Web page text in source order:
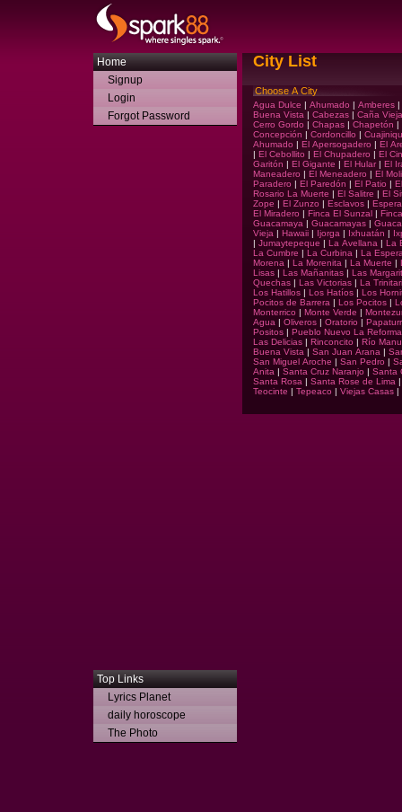
Home
Signup
Login
Forgot Password
Top Links
Lyrics Planet
daily horoscope
The Photo
City List
Choose A City
Agua Dulce | Ahumado | Amberes |
Buena Vista | Cabezas | Caña Vieja
Cerro Gordo | Chapas | Chapetón |
Concepción | Cordoncillo |
Ahumado | El Apersogadero | El
| El Cebollito | El Chupadero | El
Garitón | El Gigante | El Hular| El
Maneadero | El Meneadero | El
Paradero | El Paredón | El Patio |
Rosario La Muerte | El Salitre | El
Zope | El Zunzo | Esclavos |
El Miradero | Finca El Sunzal |
Guacamaya | Guacamayas |
Vieja | Hawaii | Ijorga | Ixhuatán |
| Jumaytepeque | La Avellana | La
La Cumbre | La Curbina | La
Morena | La Morenita | La Muerte |
Lisas | Las Mañanitas | Las
Quechas | Las Victorias | La
Los Hatillos | Los Hatíos | Los
Pocitos de Barrera | Los Pocitos |
Monterrico | Monte Verde |
Agua | Oliveros | Oratorio |
Positos | Pueblo Nuevo La Reforma
Las Delicias | Rinconcito | Río
Buena Vista | San Juan Arana |
San Miguel Aroche | San Pedro |
Anita | Santa Cruz Naranjo | Santa
Santa Rosa | Santa Rose de Lima
Teocinte | Tepeaco | Viejas Casas |